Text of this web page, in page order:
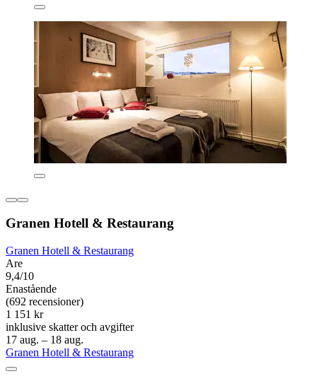
Granen Hotell & Restaurang
Granen Hotell & Restaurang
Are
9,4/10
Enastående
(692 recensioner)
1 151 kr
inklusive skatter och avgifter
17 aug. – 18 aug.
Granen Hotell & Restaurang